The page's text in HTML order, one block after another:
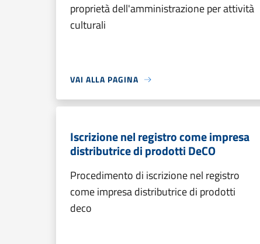
proprietà dell'amministrazione per attività
culturali
VAI ALLA PAGINA
Iscrizione nel registro come impresa
distributrice di prodotti DeCO
Procedimento di iscrizione nel registro
come impresa distributrice di prodotti
deco